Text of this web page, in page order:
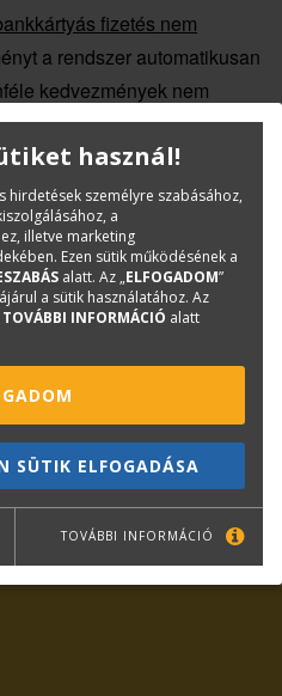
fizetés nem
a rendszer automatikusan
kedvezmények nem
közül, és rendeljen
SHOP RENDEZVÉNYEK
használ!
hirdetések személyre szabásához,
a
illetve marketing
Ezen sütik működésének a
alatt. Az „ELFOGADOM”
a sütik használatához. Az
TOVÁBBI INFORMÁCIÓ alatt
SÜTIK ELFOGADÁSA
TOVÁBBI INFORMÁCIÓ